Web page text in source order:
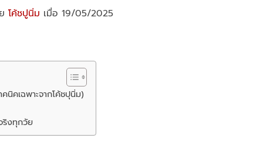
โค้ชปูนิ่ม เมื่อ 19/05/2025
คเฉพาะจากโค้ชปุนิ่ม)
ริงทุกวัย